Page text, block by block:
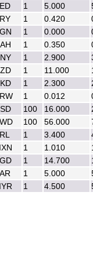
1 5.000
1 0.420
1 0.000
1 0.350
1 2.900
1 11.000
1 2.300
1 0.012
100 16.000
100 56.000
1 3.400
1 1.010
1 14.700
1 5.000
1 4.500